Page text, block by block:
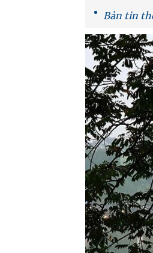
Bản tin